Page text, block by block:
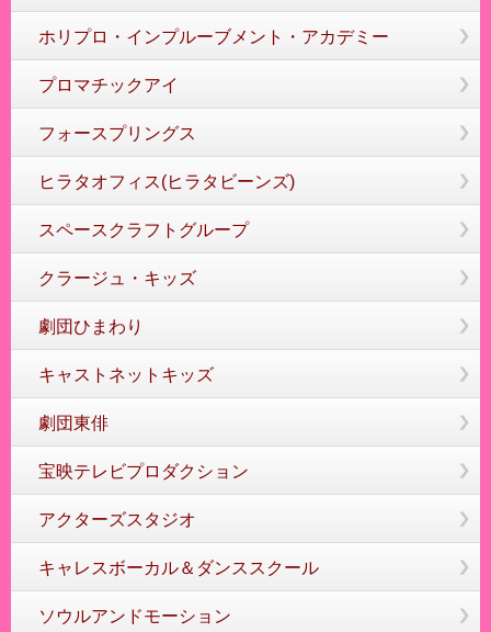
ホリプロ・インプルーブメント・アカデミー
プロマチックアイ
フォースプリングス
ヒラタオフィス(ヒラタビーンズ)
スペースクラフトグループ
クラージュ・キッズ
劇団ひまわり
キャストネットキッズ
劇団東俳
宝映テレビプロダクション
アクターズスタジオ
キャレスボーカル＆ダンススクール
ソウルアンドモーション